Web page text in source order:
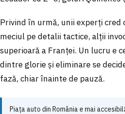
Privind în urmă, unii experți cred
meciul pe detalii tactice, alții
superioară a Franței. Un lucru e
dintre glorie și eliminare se
fază, chiar înainte de pauză.
Piața auto din România e mai